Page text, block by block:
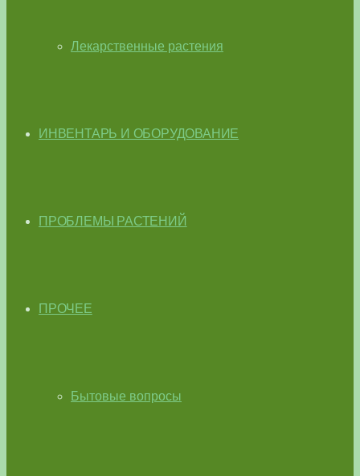
Лекарственные растения
ИНВЕНТАРЬ И ОБОРУДОВАНИЕ
ПРОБЛЕМЫ РАСТЕНИЙ
ПРОЧЕЕ
Бытовые вопросы